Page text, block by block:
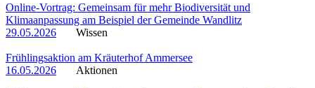
Online-Vortrag: Gemeinsam für mehr Biodiversität und
Klimaanpassung am Beispiel der Gemeinde Wandlitz
29.05.2026
Wissen
Frühlingsaktion am Kräuterhof Ammersee
16.05.2026
Aktionen